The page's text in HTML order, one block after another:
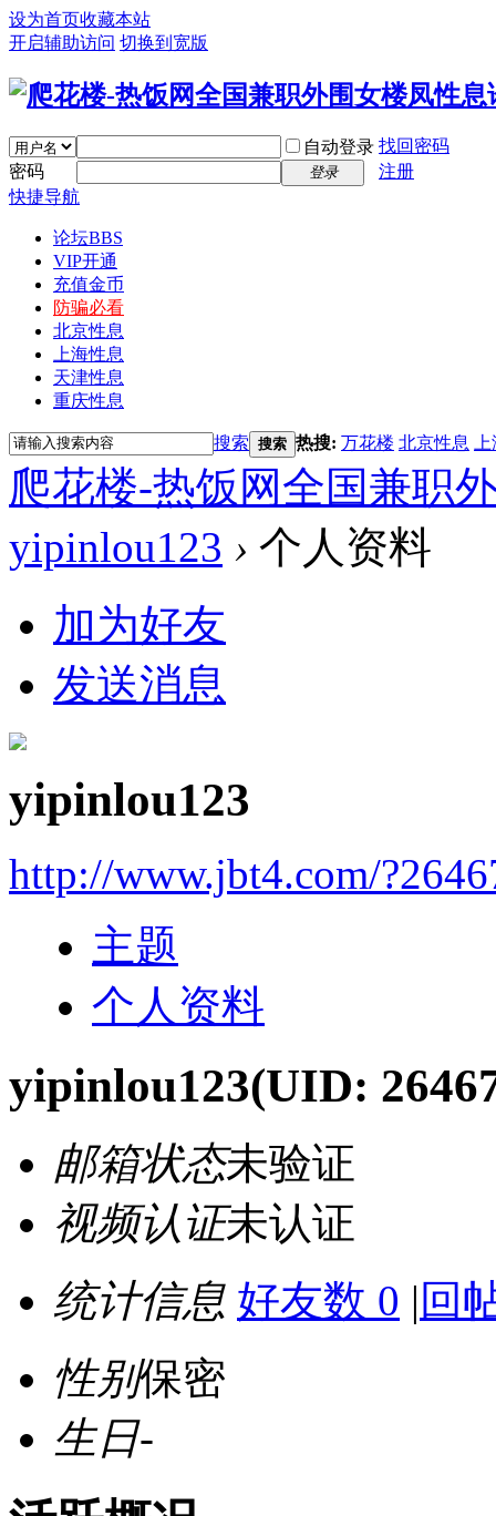
设为首页收藏本站
开启辅助访问 切换到宽版
自动登录 找回密码
密码
登录
注册
快捷导航
论坛BBS
VIP开通
充值金币
防骗必看
北京性息
上海性息
天津性息
重庆性息
搜索 搜索 热搜: 万花楼 北京性息
爬花楼-热饭网全国兼职
yipinlou123 › 个人资料
加为好友
发送消息
yipinlou123
http://www.jbt4.com/
主题
个人资料
yipinlou123(UID:
邮箱状态未验证
视频认证未认证
统计信息 好友数 0 | 回
性别保密
生日-